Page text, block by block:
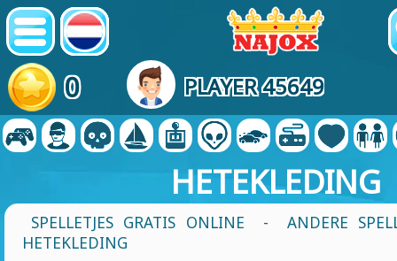
0 PLAYER 45649
HETEKLEDING
SPELLETJES GRATIS ONLINE -
ANDERE
HETEKLEDING